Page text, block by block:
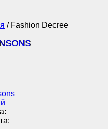
/ Fashion Decree